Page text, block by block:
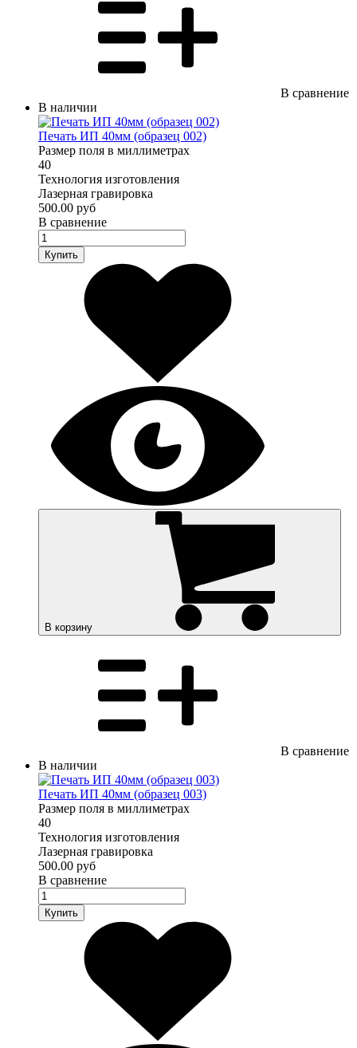
В сравнение
В наличии
Печать ИП 40мм (образец 002)
Размер поля в миллиметрах
40
Технология изготовления
Лазерная гравировка
500.00 руб
В сравнение
Купить
В корзину
В сравнение
В наличии
Печать ИП 40мм (образец 003)
Размер поля в миллиметрах
40
Технология изготовления
Лазерная гравировка
500.00 руб
В сравнение
Купить